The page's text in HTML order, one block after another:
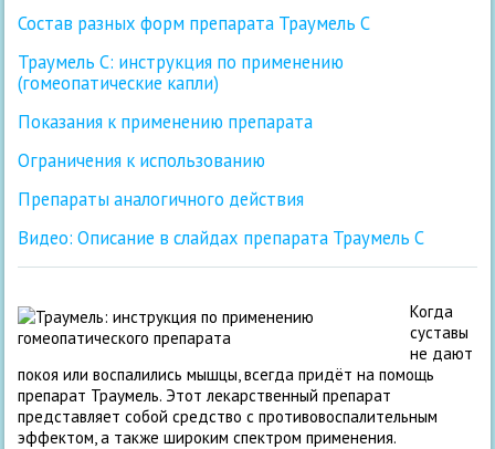
Состав разных форм препарата Траумель С
Траумель С: инструкция по применению
(гомеопатические капли)
Показания к применению препарата
Ограничения к использованию
Препараты аналогичного действия
Видео: Описание в слайдах препарата Траумель С
Когда
суставы
не дают
покоя или воспалились мышцы, всегда придёт на помощь
препарат Траумель. Этот лекарственный препарат
представляет собой средство с противовоспалительным
эффектом, а также широким спектром применения.